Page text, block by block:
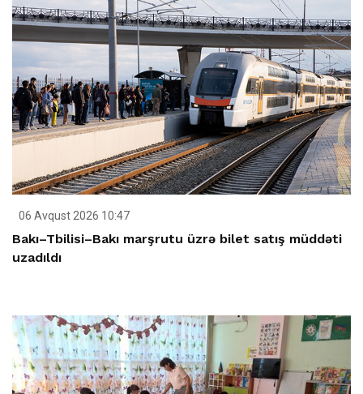
06 Avqust 2026 10:47
Bakı–Tbilisi–Bakı marşrutu üzrə bilet satış müddəti
uzadıldı